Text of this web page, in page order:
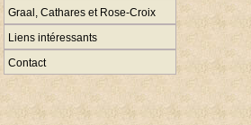
Graal, Cathares et Rose-Croix
Liens intéressants
Contact